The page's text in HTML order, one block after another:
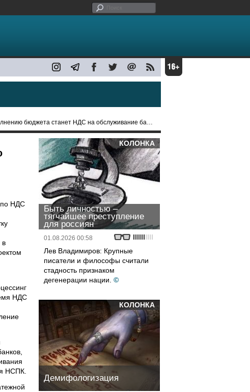
бюджета станет НДС на обслуживание банковских карт
по НДС
в
НДС
НСПК.
КОЛОНКА
Быть личностью –
тягчайшее преступление
для россиян
01.08.2026 00:58
Лев Владимиров: Крупные
писатели и философы считали
стадность признаком
дегенерации нации. ©
КОЛОНКА
Демифологизация